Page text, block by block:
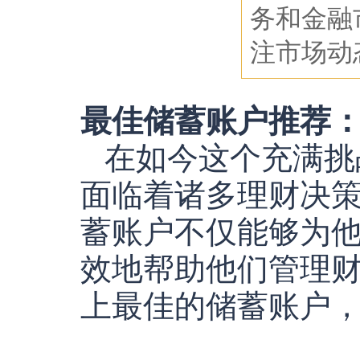
务和金
注市场
最佳储蓄账户推荐
在如今这个充满
面临着诸多理财决
蓄账户不仅能够为
效地帮助他们管理
上最佳的储蓄账户